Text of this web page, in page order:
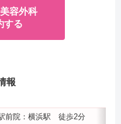
容外科
する
報
前院：横浜駅 徒歩2分